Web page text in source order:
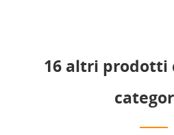
16 altri prodotti